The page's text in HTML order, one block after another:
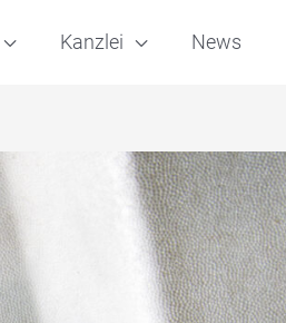
Kanzlei News